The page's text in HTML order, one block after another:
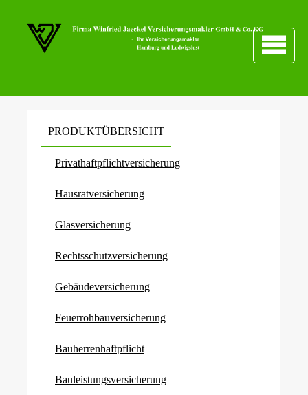
PRODUKTÜBERSICHT
Privathaftpflichtversicherung
Haus­rat­ver­si­che­rung
Glasversicherung
Rechts­schutz­ver­si­che­rung
Ge­bäude­ver­si­che­rung
Feuerrohbauversicherung
Bau­herren­haft­pflicht
Bauleistungsversicherung